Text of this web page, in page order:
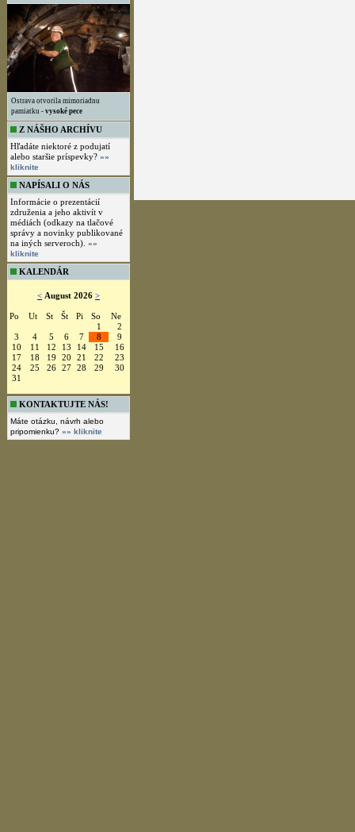
Ostrava otvorila mimoriadnu
pamiatku - vysoké pece
Z NÁŠHO ARCHÍVU
Hľadáte niektoré z podujatí
alebo staršie príspevky? »»
kliknite
NAPÍSALI O NÁS
Informácie o prezentácií
združenia a jeho aktivít v
médiách (odkazy na tlačové
správy a novinky publikované
na iných serveroch). »»
kliknite
KALENDÁR
< August 2026 >
Po Ut St Št Pi So
Ne
1
2
3
4 5 6 7 8
9
10
11 12 13 14 15
16
17
18 19 20 21 22
23
24
25 26 27 28 29
30
31
KONTAKTUJTE NÁS!
Máte otázku, návrh alebo
pripomienku? »» kliknite